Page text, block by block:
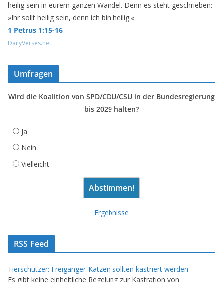
heilig sein in eurem ganzen Wandel. Denn es steht geschrieben:
»Ihr sollt heilig sein, denn ich bin heilig.«
1 Petrus 1:15-16
DailyVerses.net
Umfragen
Wird die Koalition von SPD/CDU/CSU in der Bundesregierung
bis 2029 halten?
Ja
Nein
Vielleicht
Ergebnisse
RSS Feed
Tierschützer: Freigänger-Katzen sollten kastriert werden
Es gibt keine einheitliche Regelung zur Kastration von